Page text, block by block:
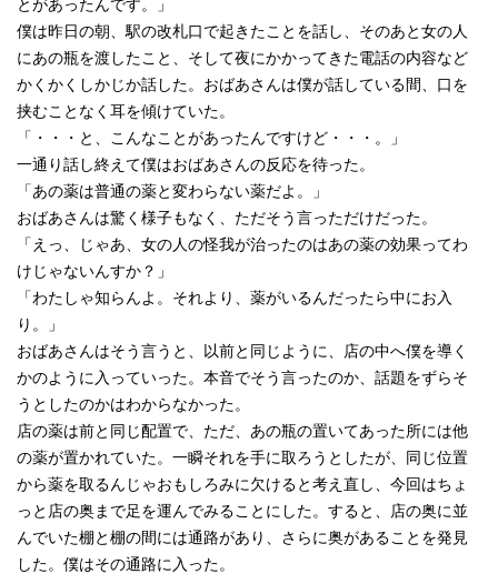
とがあったんです。」
僕は昨日の朝、駅の改札口で起きたことを話し、そのあと女の人
にあの瓶を渡したこと、そして夜にかかってきた電話の内容など
かくかくしかじか話した。おばあさんは僕が話している間、口を
挟むことなく耳を傾けていた。
「・・・と、こんなことがあったんですけど・・・。」
一通り話し終えて僕はおばあさんの反応を待った。
「あの薬は普通の薬と変わらない薬だよ。」
おばあさんは驚く様子もなく、ただそう言っただけだった。
「えっ、じゃあ、女の人の怪我が治ったのはあの薬の効果ってわ
けじゃないんすか？」
「わたしゃ知らんよ。それより、薬がいるんだったら中にお入
り。」
おばあさんはそう言うと、以前と同じように、店の中へ僕を導く
かのように入っていった。本音でそう言ったのか、話題をずらそ
うとしたのかはわからなかった。
店の薬は前と同じ配置で、ただ、あの瓶の置いてあった所には他
の薬が置かれていた。一瞬それを手に取ろうとしたが、同じ位置
から薬を取るんじゃおもしろみに欠けると考え直し、今回はちょ
っと店の奥まで足を運んでみることにした。すると、店の奥に並
んでいた棚と棚の間には通路があり、さらに奥があることを発見
した。僕はその通路に入った。